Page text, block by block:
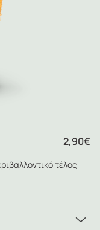
2,90€
τέλος